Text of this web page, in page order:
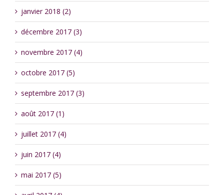
janvier 2018 (2)
décembre 2017 (3)
novembre 2017 (4)
octobre 2017 (5)
septembre 2017 (3)
août 2017 (1)
juillet 2017 (4)
juin 2017 (4)
mai 2017 (5)